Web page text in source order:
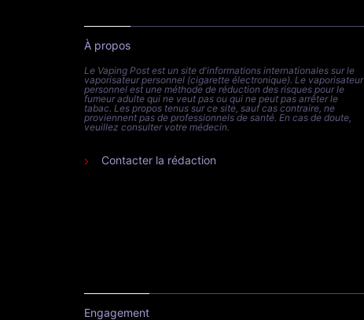
À propos
Le Vaping Post est un site d'informations internationales sur le
vaporisateur personnel (cigarette électronique). Le vaporisateur
personnel est une méthode de réduction des risques pour le
fumeur adulte qui ne veut pas ou qui ne peut pas arrêter le
tabac. Les propos tenus sur ce site, sauf cas contraire, ne
proviennent pas de professionnels de santé. En cas de doute,
veuillez consulter votre médecin.
Contacter la rédaction
Engagement